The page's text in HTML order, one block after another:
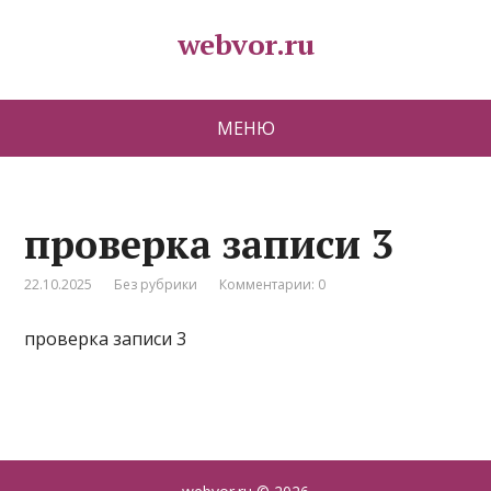
webvor.ru
МЕНЮ
проверка записи 3
22.10.2025 Без рубрики Комментарии: 0
проверка записи 3